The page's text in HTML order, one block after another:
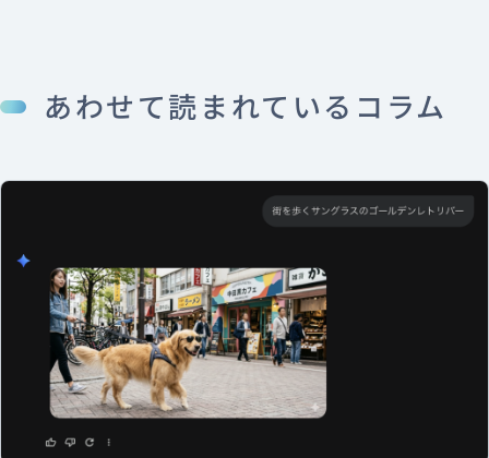
あわせて読まれているコラム